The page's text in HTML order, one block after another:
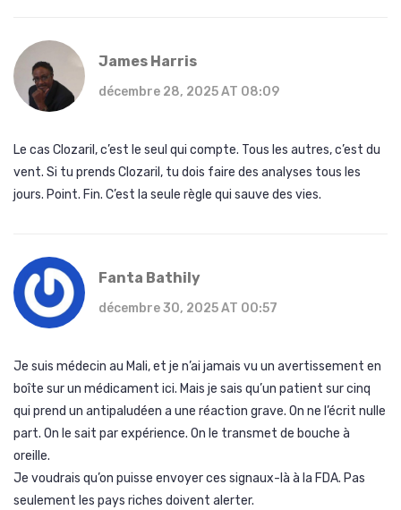
James Harris
décembre 28, 2025 AT 08:09
Le cas Clozaril, c’est le seul qui compte. Tous les autres, c’est du
vent. Si tu prends Clozaril, tu dois faire des analyses tous les
jours. Point. Fin. C’est la seule règle qui sauve des vies.
Fanta Bathily
décembre 30, 2025 AT 00:57
Je suis médecin au Mali, et je n’ai jamais vu un avertissement en
boîte sur un médicament ici. Mais je sais qu’un patient sur cinq
qui prend un antipaludéen a une réaction grave. On ne l’écrit nulle
part. On le sait par expérience. On le transmet de bouche à
oreille.
Je voudrais qu’on puisse envoyer ces signaux-là à la FDA. Pas
seulement les pays riches doivent alerter.